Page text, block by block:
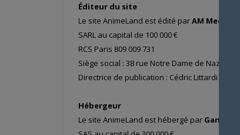
Éditeur du site
Le site AnimeLand est édité parAM Media
SARL au capital de 100 000 €
RCS Paris 809 009 731
Siège social : 38 rue Notre Dame de
Directrice de publication : Cédric Littardi
Hébergeur
Le site AnimeLand est hébergé par Gandi